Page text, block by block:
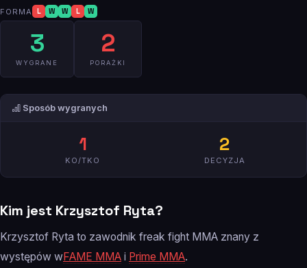
FORMA L W W L W
3
WYGRANE
2
PORAŻKI
Sposób wygranych
1
KO/TKO
2
DECYZJA
Kim jest Krzysztof Ryta?
Krzysztof Ryta to zawodnik freak fight MMA znany z
występów wFAME MMA i Prime MMA.